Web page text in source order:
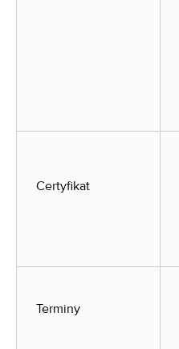
Certyfikat
Terminy